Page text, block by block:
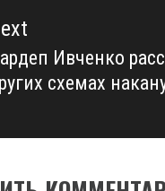
Ивченко
схемах